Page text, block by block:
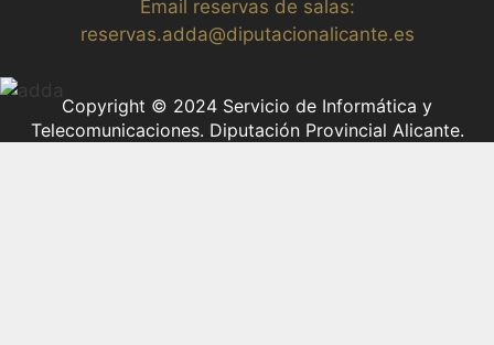
Email reservas de salas:
reservas.adda@diputacionalicante.es
Copyright © 2024 Servicio de Informática y
Telecomunicaciones. Diputación Provincial Alicante.